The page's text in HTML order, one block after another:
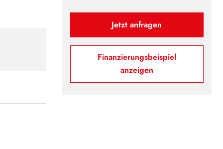
Jetzt anfragen
Finanzierungsbeispiel
anzeigen